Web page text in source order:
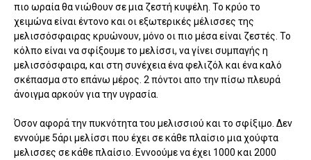
πιο ωραία θα νιώθουν σε μια ζεστή κυψέλη. Το κρύο το
χειμώνα είναι έντονο και οι εξωτερικές μέλισσες της
μελισσόσφαιρας κρυώνουν, μόνο οι πιο μέσα είναι ζεστές. Το
κόλπο είναι να σφίξουμε το μελίσσι, να γίνει συμπαγής η
μελισσόσφαιρα, και στη συνέχεια ένα φελιζόλ και ένα καλό
σκέπασμα στο επάνω μέρος. 2 πόντοι απο την πίσω πλευρά
άνοιγμα αρκούν για την υγρασία.
Όσον αφορά την πυκνότητα του μελισσιού και το σφίξιμο. Δεν
εννούμε 5άρι μελίσσι που έχει σε κάθε πλαίσιο μια χούφτα
μελισσες σε κάθε πλαίσιο. Εννοούμε να έχει 1000 και 2000